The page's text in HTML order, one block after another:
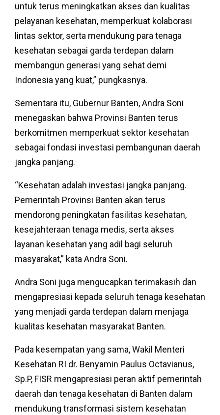
untuk terus meningkatkan akses dan kualitas
pelayanan kesehatan, memperkuat kolaborasi
lintas sektor, serta mendukung para tenaga
kesehatan sebagai garda terdepan dalam
membangun generasi yang sehat demi
Indonesia yang kuat,” pungkasnya.
Sementara itu, Gubernur Banten, Andra Soni
menegaskan bahwa Provinsi Banten terus
berkomitmen memperkuat sektor kesehatan
sebagai fondasi investasi pembangunan daerah
jangka panjang.
“Kesehatan adalah investasi jangka panjang.
Pemerintah Provinsi Banten akan terus
mendorong peningkatan fasilitas kesehatan,
kesejahteraan tenaga medis, serta akses
layanan kesehatan yang adil bagi seluruh
masyarakat,” kata Andra Soni.
Andra Soni juga mengucapkan terimakasih dan
mengapresiasi kepada seluruh tenaga kesehatan
yang menjadi garda terdepan dalam menjaga
kualitas kesehatan masyarakat Banten.
Pada kesempatan yang sama, Wakil Menteri
Kesehatan RI dr. Benyamin Paulus Octavianus,
Sp.P, FISR mengapresiasi peran aktif pemerintah
daerah dan tenaga kesehatan di Banten dalam
mendukung transformasi sistem kesehatan